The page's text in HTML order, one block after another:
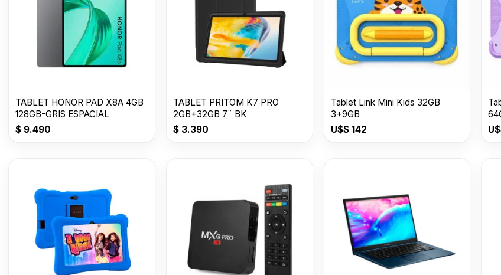
TABLET HONOR PAD X8A 4GB
128GB-GRIS ESPACIAL
$ 9.490
TABLET PRITOM K7 PRO
2GB+32GB 7¨ BK
$3.390
Tablet Link Mini Kids 32GB
3+9GB
U$S142